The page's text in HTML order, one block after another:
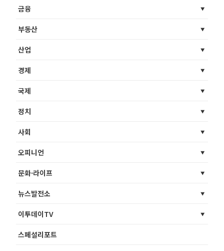
금융
부동산
산업
경제
국제
정치
사회
오피니언
문화·라이프
뉴스발전소
이투데이TV
스페셜리포트